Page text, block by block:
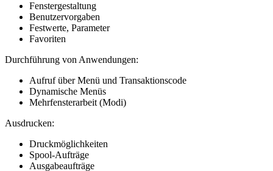
Fenstergestaltung
Benutzervorgaben
Festwerte, Parameter
Favoriten
Durchführung von Anwendungen:
Aufruf über Menü und Transaktionscode
Dynamische Menüs
Mehrfensterarbeit (Modi)
Ausdrucken:
Druckmöglichkeiten
Spool-Aufträge
Ausgabeaufträge